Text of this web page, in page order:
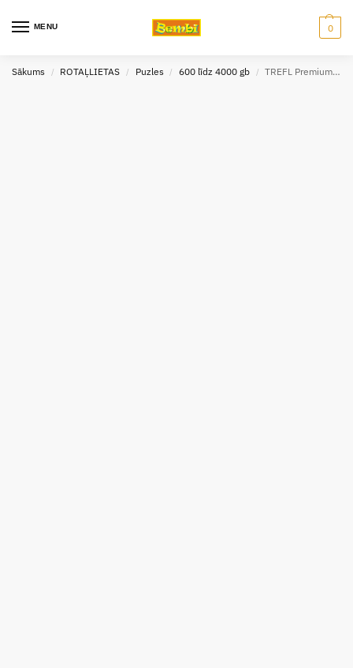
MENU 0
Sākums / ROTAĻLIETAS / Puzles / 600 līdz 4000 gb / TREFL Premium Plus Puzle Šverīnes pils, Vācija, 1000 gab.